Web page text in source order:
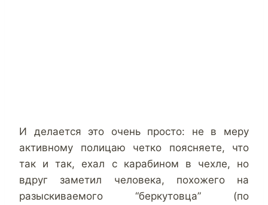
И делается это очень просто: не в меру
активному полицаю четко поясняете, что
так и так, ехал с карабином в чехле, но
вдруг заметил человека, похожего на
разыскиваемого “беркутовца” (по